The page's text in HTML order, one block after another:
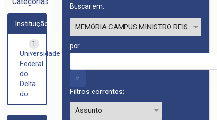
Buscar em:
por
Filtros correntes:
Instituição
1
Universidade
Federal
do
Delta
do ...